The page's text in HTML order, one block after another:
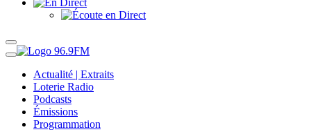
Actualité | Extraits
Loterie Radio
Podcasts
Émissions
Programmation